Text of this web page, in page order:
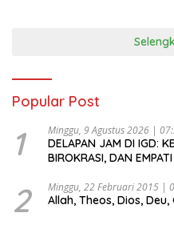
Popular Post
1 Minggu, 9 Agustus 2026 |
DELAPAN JAM DI IGD:
BIROKRASI, DAN
2 Minggu, 22 Februari 2015 |
Allah, Theos, Dios,